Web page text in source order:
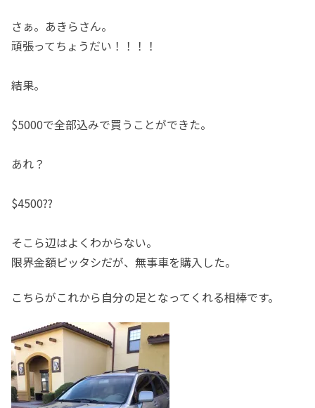
さぁ。あきらさん。
頑張ってちょうだい！！！！
結果。
$5000で全部込みで買うことができた。
あれ？
$4500??
そこら辺はよくわからない。
限界金額ピッタシだが、無事車を購入した。
こちらがこれから自分の足となってくれる相棒です。